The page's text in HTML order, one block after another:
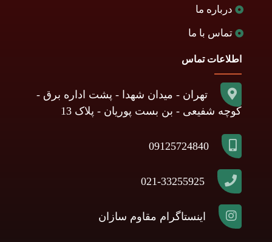
درباره ما
تماس با ما
اطلاعات تماس
تهران - میدان شهدا - پشت اداره برق -
کوچه شفیعی - بن بست پوریان - پلاک 13
09125724840
021-33255925
اینستاگرام مقاوم سازان